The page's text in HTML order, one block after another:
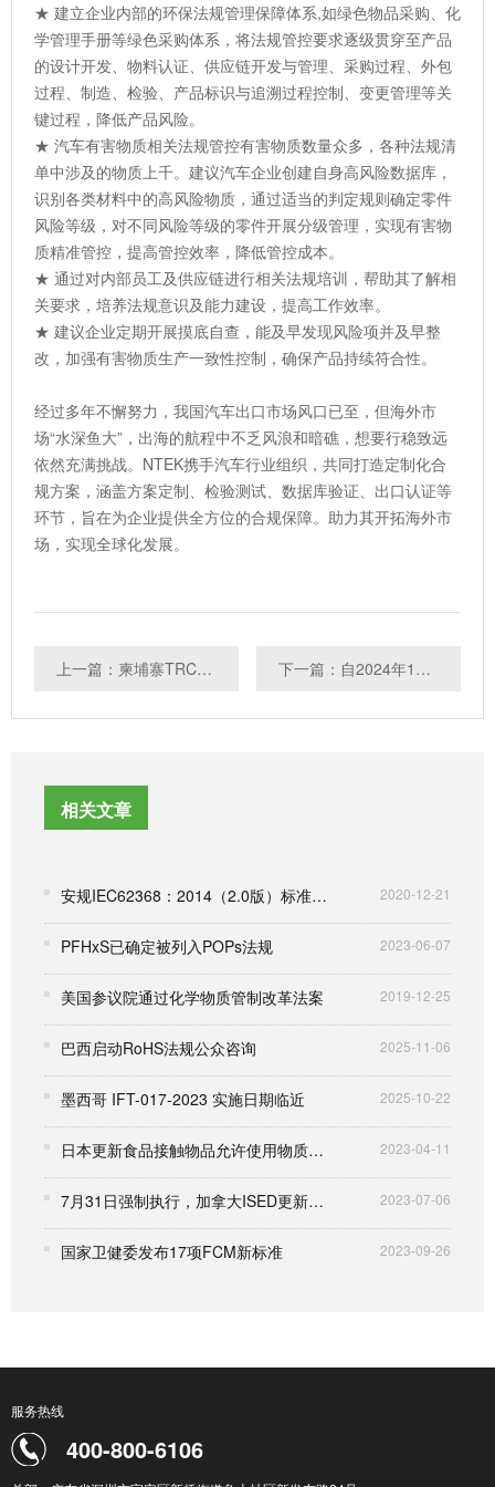
★ 建立企业内部的环保法规管理保障体系,如绿色物品采购、化
学管理手册等绿色采购体系，将法规管控要求逐级贯穿至产品
的设计开发、物料认证、供应链开发与管理、采购过程、外包
过程、制造、检验、产品标识与追溯过程控制、变更管理等关
键过程，降低产品风险。
★ 汽车有害物质相关法规管控有害物质数量众多，各种法规清
单中涉及的物质上千。建议汽车企业创建自身高风险数据库，
识别各类材料中的高风险物质，通过适当的判定规则确定零件
风险等级，对不同风险等级的零件开展分级管理，实现有害物
质精准管控，提高管控效率，降低管控成本。
★ 通过对内部员工及供应链进行相关法规培训，帮助其了解相
关要求，培养法规意识及能力建设，提高工作效率。
★ 建议企业定期开展摸底自查，能及早发现风险项并及早整
改，加强有害物质生产一致性控制，确保产品持续符合性。
经过多年不懈努力，我国汽车出口市场风口已至，但海外市
场“水深鱼大”，出海的航程中不乏风浪和暗礁，想要行稳致远
依然充满挑战。NTEK携手汽车行业组织，共同打造定制化合
规方案，涵盖方案定制、检验测试、数据库验证、出口认证等
环节，旨在为企业提供全方位的合规保障。助力其开拓海外市
场，实现全球化发展。
上一篇：柬埔寨TRC：审核型式批准文件需遵循测试报告与提交信息一致性 下一篇：自2024年1月1日起SRRC型号核准将不支持整改
相关文章
安规IEC62368：2014（2.0版）标准技术变更 2020-12-21
PFHxS已确定被列入POPs法规 2023-06-07
美国参议院通过化学物质管制改革法案 2019-12-25
巴西启动RoHS法规公众咨询 2025-11-06
墨西哥 IFT-017-2023 实施日期临近 2025-10-22
日本更新食品接触物品允许使用物质清单 2023-04-11
7月31日强制执行，加拿大ISED更新RSS-132 issue 4标准 2023-07-06
国家卫健委发布17项FCM新标准 2023-09-26
服务热线
400-800-6106